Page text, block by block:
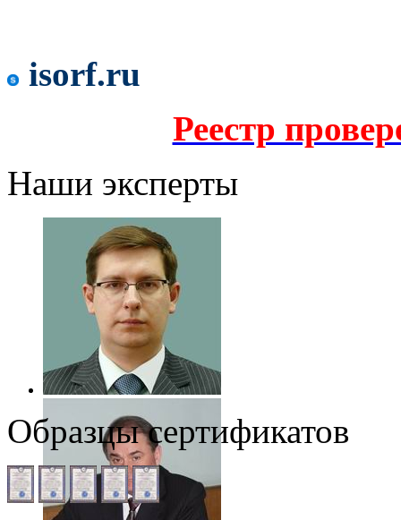
isorf.ru
Реестр
Наши эксперты
Образцы сертификатов